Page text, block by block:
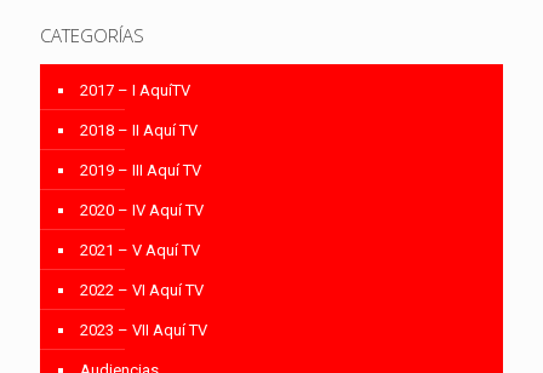
CATEGORÍAS
2017 – I AquíTV
2018 – II Aquí TV
2019 – III Aquí TV
2020 – IV Aquí TV
2021 – V Aquí TV
2022 – VI Aquí TV
2023 – VII Aquí TV